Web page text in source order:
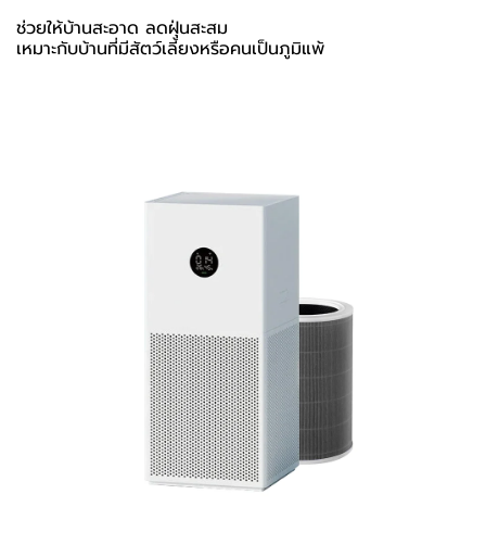
ช่วยให้บ้านสะอาด ลดฝุ่นสะสม
เหมาะกับบ้านที่มีสัตว์เลี้ยงหรือคนเป็นภูมิแพ้